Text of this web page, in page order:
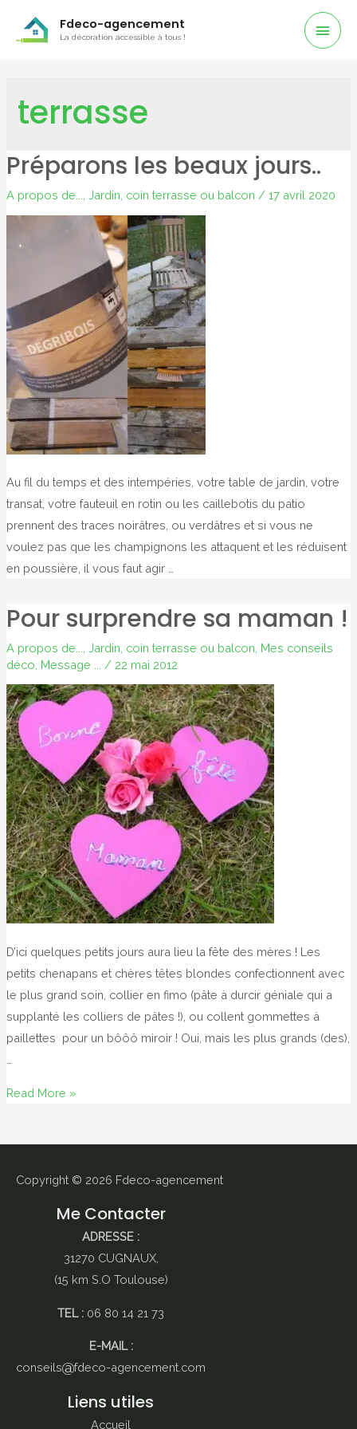
Fdeco-agencement
La décoration accessible à tous !
terrasse
Préparons les beaux jours..
A propos de... Jardin, coin terrasse ou balcon / 17 avril 2020
Au fil du temps et des intempéries, votre table de jardin, votre
transat, votre fauteuil en rotin ou les caillebotis du patio
prennent des traces noirâtres, ou verdâtres et si vous ne
voulez pas que les champignons les attaquent et les réduisent
en poussière, il vous faut agir …
Pour surprendre sa maman !
A propos de... Jardin, coin terrasse ou balcon Mes conseils
déco Message ... / 22 mai 2012
D’ici quelques petits jours aura lieu la fête des mères ! Les
petits chenapans et chères têtes blondes confectionnent avec
le plus grand soin, collier en fimo (pâte à durcir géniale qui a
supplanté les colliers de pâtes !), ou collent gommettes à
paillettes pour un bôôô miroir ! Oui, mais les plus grands (des),
Pour
Read More »
Copyright © 2026 Fdeco-agencement
Me Contacter
ADRESSE :
31270 CUGNAUX,
(15 km S.O Toulouse)
TEL : 06 80 14 21 73
E-MAIL :
conseils
fdeco-agencement.com
Liens utiles
Accueil